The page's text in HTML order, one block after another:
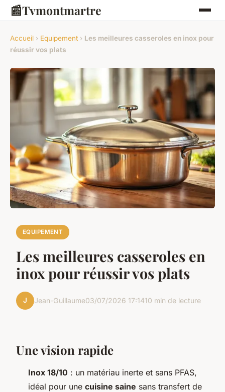
📰Tvmontmartre
Accueil › Equipement › Les meilleures casseroles en inox pour
réussir vos plats
EQUIPEMENT
Les meilleures casseroles en
inox pour réussir vos plats
J Jean-Guillaume03/07/2026 17:1410 min de lecture
Une vision rapide
Inox 18/10 : un matériau inerte et sans PFAS,
idéal pour une cuisine saine sans transfert de